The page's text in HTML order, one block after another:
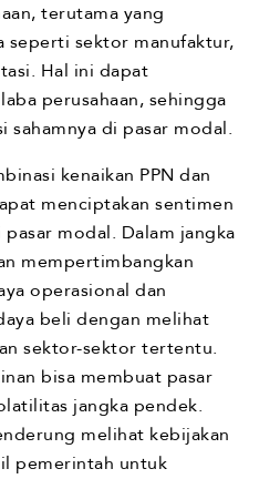
terutama yang
seperti sektor manufaktur,
Hal ini dapat
perusahaan, sehingga
sahamnya di pasar modal.
kenaikan PPN dan
menciptakan sentimen
modal. Dalam jangka
mempertimbangkan
operasional dan
beli dengan melihat
sektor-sektor tertentu.
bisa membuat pasar
jangka pendek.
melihat kebijakan
pemerintah untuk